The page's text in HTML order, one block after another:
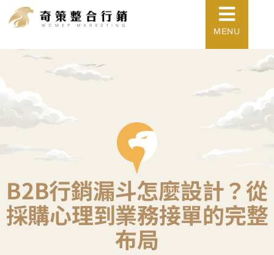
MENU
B2B行銷漏斗怎麼設計？從
採購心理到業務接單的完整
布局